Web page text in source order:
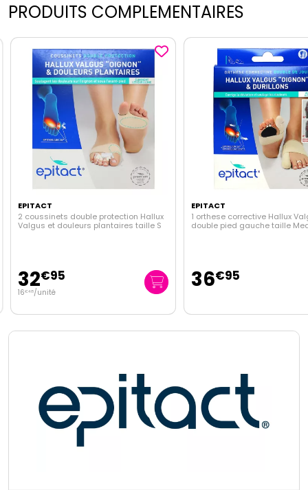
PRODUITS COMPLEMENTAIRES
EPITACT
2 coussinets double protection Hallux
Valgus et douleurs plantaires taille S
32€95
16€48/unité
EPITACT
1 orthese corrective Hallux
double pied gauche taille
36€95